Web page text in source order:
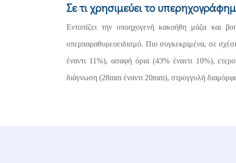
Σε τι χρησιμεύει το
Εντοπίζει την υποηχογενή κακοήθη μάζα και
υπερπαραθυρεοειδισμό. Πιο συγκεκριμένα, σε
έναντι 11%), ασαφή όρια (43% έναντι 10%),
διάγνωση (28mm έναντι 20mm), στρογγυλή